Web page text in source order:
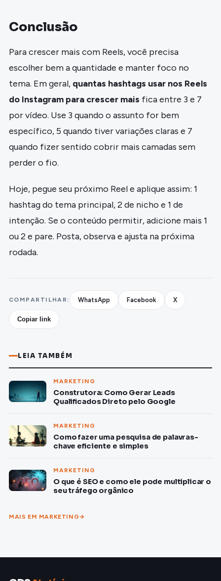
Conclusão
Para crescer mais com Reels, você precisa
escolher bem a quantidade e manter foco no
tema. Em geral, quantas hashtags usar nos Reels
do Instagram para crescer mais fica entre 3 e 7
por vídeo. Use 3 quando o assunto for bem
específico, 5 quando tiver variações claras e 7
quando fizer sentido cobrir mais camadas sem
perder o fio.
Hoje, pegue seu próximo Reel e aplique assim: 1
hashtag do tema principal, 2 de nicho e 1 de
intenção. Se o conteúdo permitir, adicione mais 1
ou 2 e pare. Posta, observa e ajusta na próxima
rodada.
COMPARTILHAR: WhatsApp Facebook X
Copiar link
LEIA TAMBÉM
MARKETING
Construtora: Como Gerar Leads
Qualificados Direto pelo Google
MARKETING
Como fazer uma pesquisa de palavras-
chave eficiente e simples
MARKETING
O que é SEO e como ele pode multiplicar o
seu tráfego orgânico
MAIS EM MARKETING